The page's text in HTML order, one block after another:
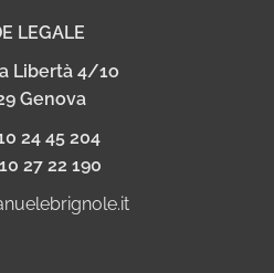
LEGALE
Libertà 4/1o
Genova
24 45 204
27 22 190